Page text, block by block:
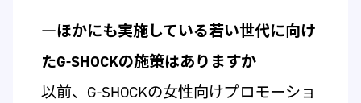
―ほかにも実施している若い世代に向け
たG-SHOCKの施策はありますか
以前、G-SHOCKの女性向けプロモーショ